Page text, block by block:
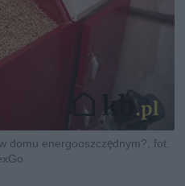
domu energooszczędnym?, fot.